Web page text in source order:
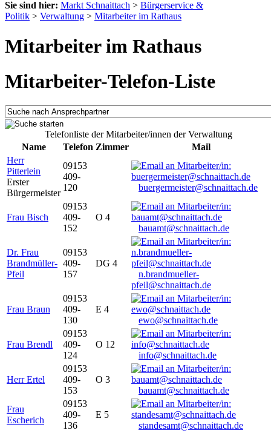
Sie sind hier: Markt Schnaittach > Bürgerservice &
Politik > Verwaltung > Mitarbeiter im Rathaus
Mitarbeiter im Rathaus
Mitarbeiter-Telefon-Liste
Telefonliste der Mitarbeiter/innen der Verwaltung
Name
Telefon Zimmer
Mail
Herr
Pitterlein
Erster
Bürgermeister
09153
409-
120
buergermeister@schnaittach.de
Frau Bisch
09153
409-
152
O 4
bauamt@schnaittach.de
Dr. Frau
Brandmüller-
Pfeil
09153
409-
157
DG 4
n.brandmueller-
pfeil@schnaittach.de
Frau Braun
09153
409-
130
E 4
ewo@schnaittach.de
Frau Brendl
09153
409-
124
O 12
info@schnaittach.de
Herr Ertel
09153
409-
153
O 3
bauamt@schnaittach.de
Frau
Escherich
09153
409-
136
E 5
standesamt@schnaittach.de